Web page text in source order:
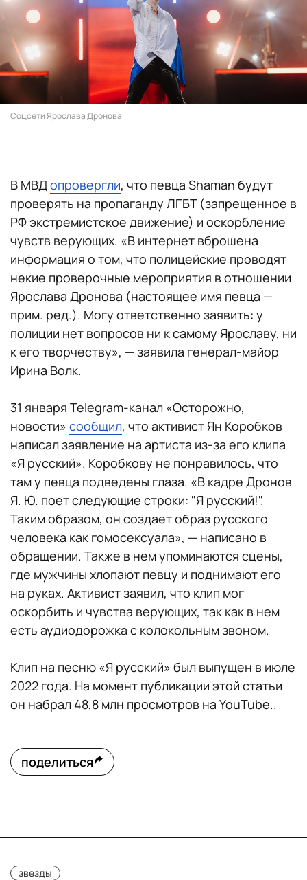
Соцсети Ярослава Дронова
В МВДопровергли, что певца Shaman будут
проверять на пропаганду ЛГБТ (запрещенное в
РФ экстремистское движение) и оскорбление
чувств верующих. «В интернет вброшена
информация о том, что полицейские проводят
некие проверочные мероприятия в отношении
Ярослава Дронова (настоящее имя певца —
прим. ред.). Могу ответственно заявить: у
полиции нет вопросов ни к самому Ярославу, ни
к его творчеству», — заявила генерал-майор
Ирина Волк.
31 января Telegram-канал «Осторожно,
новости» сообщил, что активист Ян Коробков
написал заявление на артиста из-за его клипа
«Я русский». Коробкову не понравилось, что
там у певца подведены глаза. «В кадре Дронов
Я. Ю. поет следующие строки: "Я русский!".
Таким образом, он создает образ русского
человека как гомосексуала», — написано в
обращении. Также в нем упоминаются сцены,
где мужчины хлопают певцу и поднимают его
на руках. Активист заявил, что клип мог
оскорбить и чувства верующих, так как в нем
есть аудиодорожка с колокольным звоном.
Клип на песню «Я русский» был выпущен в июле
2022 года. На момент публикации этой статьи
он набрал 48,8 млн просмотров на YouTube..
поделиться
звезды